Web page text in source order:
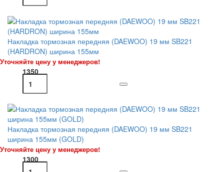
Накладка тормозная передняя (DAEWOO) 19 мм SB221
(HARDRON) ширина 155мм
Уточняйте цену у менеджеров!
1350
Накладка тормозная передняя (DAEWOO) 19 мм SB221
ширина 155мм (GOLD)
Уточняйте цену у менеджеров!
1300